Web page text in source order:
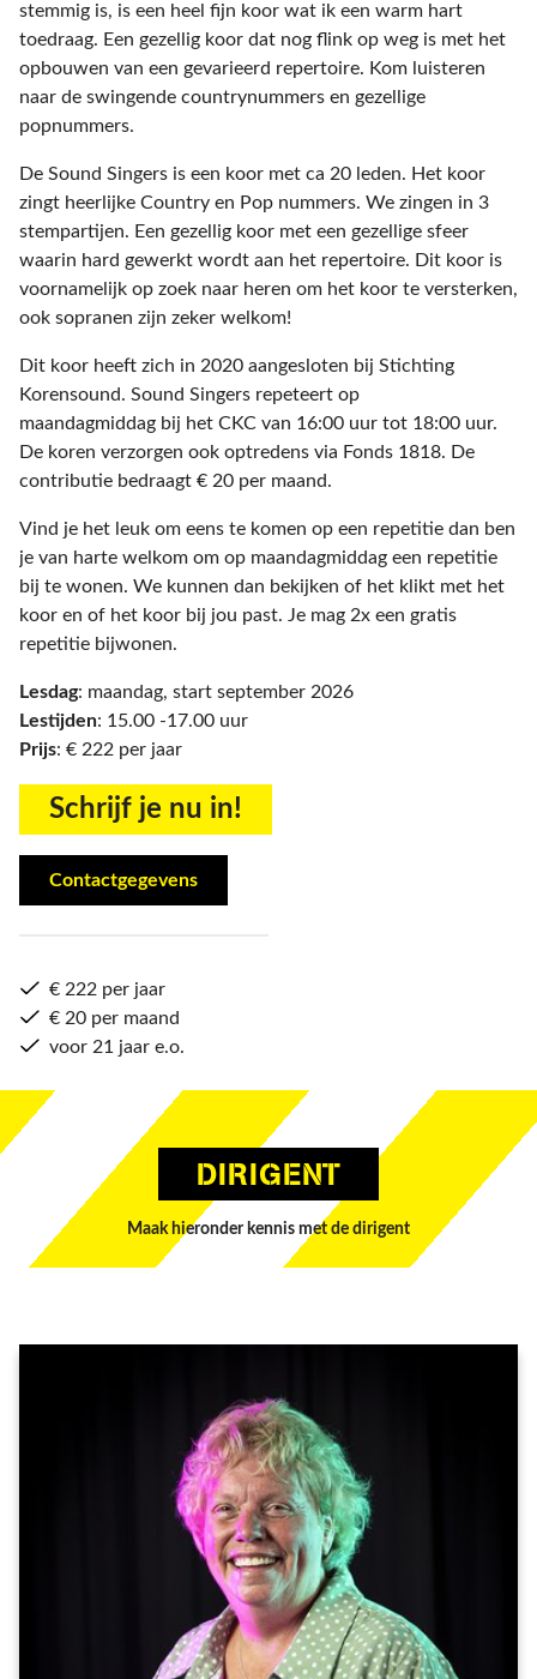
stemmig is, is een heel fijn koor wat ik een warm hart
toedraag. Een gezellig koor dat nog flink op weg is met het
opbouwen van een gevarieerd repertoire. Kom luisteren
naar de swingende countrynummers en gezellige
popnummers.
De Sound Singers is een koor met ca 20 leden. Het koor
zingt heerlijke Country en Pop nummers. We zingen in 3
stempartijen. Een gezellig koor met een gezellige sfeer
waarin hard gewerkt wordt aan het repertoire. Dit koor is
voornamelijk op zoek naar heren om het koor te versterken,
ook sopranen zijn zeker welkom!
Dit koor heeft zich in 2020 aangesloten bij Stichting
Korensound. Sound Singers repeteert op
maandagmiddag bij het CKC van 16:00 uur tot 18:00 uur.
De koren verzorgen ook optredens via Fonds 1818. De
contributie bedraagt € 20 per maand.
Vind je het leuk om eens te komen op een repetitie dan ben
je van harte welkom om op maandagmiddag een repetitie
bij te wonen. We kunnen dan bekijken of het klikt met het
koor en of het koor bij jou past. Je mag 2x een gratis
repetitie bijwonen.
Lesdag: maandag, start september 2026
Lestijden: 15.00 -17.00 uur
Prijs: € 222 per jaar
​​​​​​​Schrijf je nu in!
Contactgegevens
€ 222 per jaar
€ 20 per maand
voor 21 jaar e.o.
DIRIGENT
Maak hieronder kennis met de dirigent